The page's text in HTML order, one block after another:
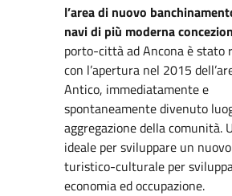
l’area di nuovo
navi di più moderna
porto-città ad Ancona è stato
con l’apertura nel 2015
Antico, immediatamente e
spontaneamente divenuto
aggregazione della comunità.
ideale per sviluppare un
turistico-culturale per
economia ed occupazione.